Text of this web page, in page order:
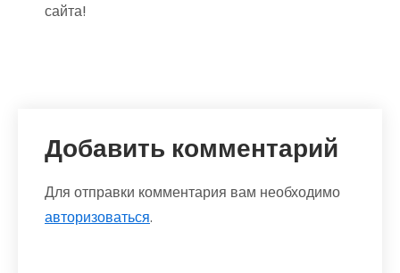
сайта!
Добавить комментарий
Для отправки комментария вам необходимо
авторизоваться.